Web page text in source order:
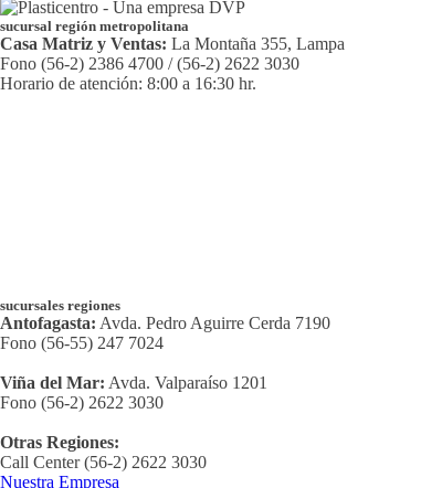
sucursal región metropolitana
Casa Matriz y Ventas: La Montaña 355, Lampa
Fono (56-2) 2386 4700 / (56-2) 2622 3030
Horario de atención: 8:00 a 16:30 hr.
sucursales regiones
Antofagasta: Avda. Pedro Aguirre Cerda 7190
Fono (56-55) 247 7024
Viña del Mar: Avda. Valparaíso 1201
Fono (56-2) 2622 3030
Otras Regiones:
Call Center (56-2) 2622 3030
Nuestra Empresa